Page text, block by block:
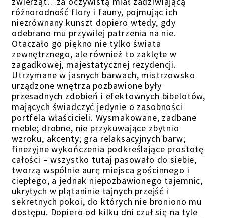
różnorodność flory i fauny, pojmując ich
niezrównany kunszt dopiero wtedy, gdy
odebrano mu przywilej patrzenia na nie.
Otaczało go piękno nie tylko świata
zewnętrznego, ale również to zaklęte w
zagadkowej, majestatycznej rezydencji.
Utrzymane w jasnych barwach, mistrzowsko
urządzone wnętrza pozbawione były
przesadnych zdobień i efektownych bibelotów,
mających świadczyć jedynie o zasobności
portfela właścicieli. Wysmakowane, zadbane
meble; drobne, nie przykuwające zbytnio
wzroku, akcenty; gra relaksacyjnych barw;
finezyjne wykończenia podkreślające prostotę
całości – wszystko tutaj pasowało do siebie,
tworzą wspólnie aurę miejsca gościnnego i
ciepłego, a jednak niepozbawionego tajemnic,
ukrytych w plątaninie tajnych przejść i
sekretnych pokoi, do których nie broniono mu
dostępu. Dopiero od kilku dni czuł się na tyle